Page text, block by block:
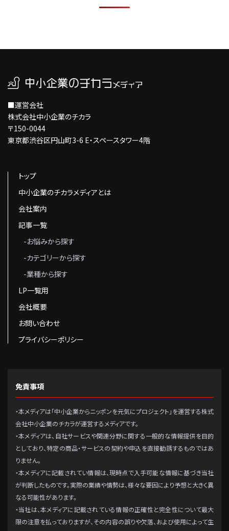
■運営会社
株式会社中小企業のチカラ
〒150-0044
東京都渋谷区円山町3-6 E・スペースタワー4階
トップ
中小企業のチカラメディアとは
会社案内
記事一覧
-お悩みから探す
-カテゴリーから探す
-業種から探す
LP一覧用
会社概要
お問い合わせ
プライバシーポリシー
免責事項
・本メディアは「中小企業からニッポンを元気にプロジェクト」を運営する株式
会社中小企業のチカラが運営するメディアです。
・本メディアは、自社サービスや関連分野に関する一般的な情報提供を目的
としており、特定の商品・サービスの契約や申込を直接勧誘するものではあ
りません。
・本メディアに記載されてい情報は、現時点で入手可能な情報に基づき当社
が判断したものです。実際の業績や情勢は、様々な要因により予想と大きく異
なる可能性があります。
・当社は、本メディアに記載されている情報の正確性と完全性について最大
限の注意を払っておりますが、その内容の誤りや欠落、および使用によって生